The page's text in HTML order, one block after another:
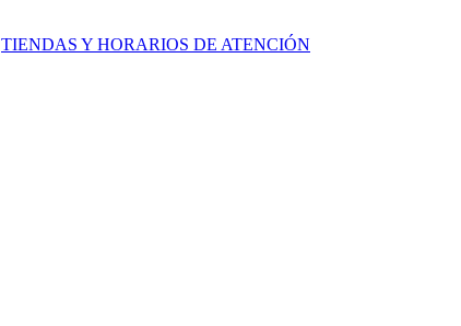
TIENDAS Y HORARIOS DE ATENCIÓN